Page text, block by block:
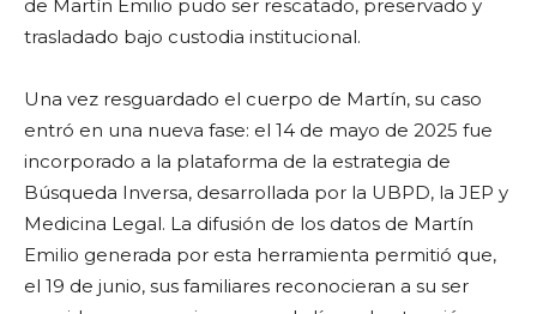
de Martín Emilio pudo ser rescatado, preservado y
trasladado bajo custodia institucional.
Una vez resguardado el cuerpo de Martín, su caso
entró en una nueva fase: el 14 de mayo de 2025 fue
incorporado a la plataforma de la estrategia de
Búsqueda Inversa, desarrollada por la UBPD, la JEP y
Medicina Legal. La difusión de los datos de Martín
Emilio generada por esta herramienta permitió que,
el 19 de junio, sus familiares reconocieran a su ser